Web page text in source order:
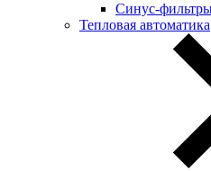
Синус-
Тепловая автоматика